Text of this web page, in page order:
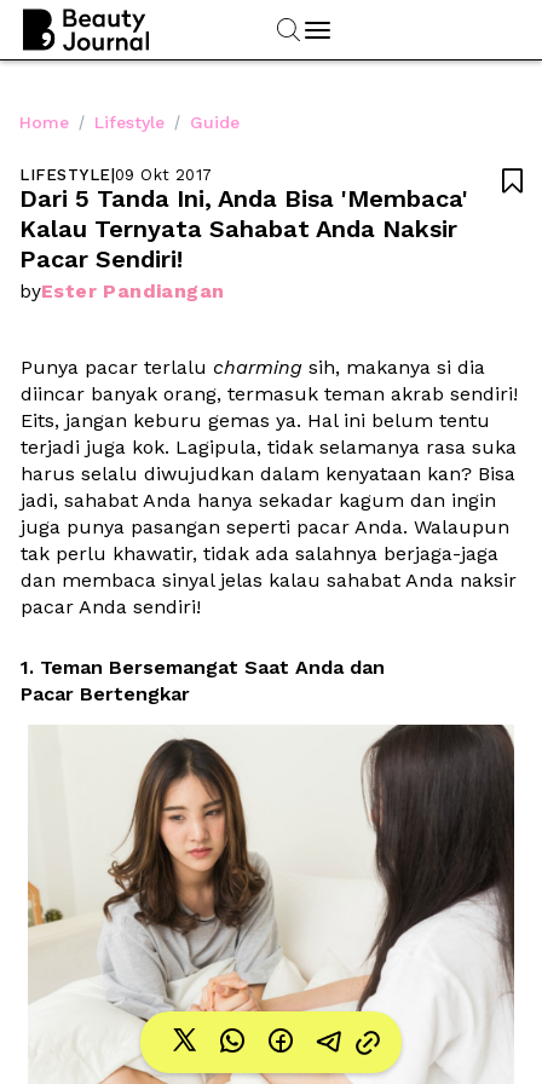
Home / Lifestyle / Guide
LIFESTYLE|09 Okt 2017
Dari 5 Tanda Ini, Anda Bisa 'Membaca'
Kalau Ternyata Sahabat Anda Naksir
Pacar Sendiri!
byEster Pandiangan

Punya pacar terlalu charming sih, makanya si dia
diincar banyak orang, termasuk teman akrab sendiri!
Eits, jangan keburu gemas ya. Hal ini belum tentu
terjadi juga kok. Lagipula, tidak selamanya rasa suka
harus selalu diwujudkan dalam kenyataan kan? Bisa
jadi, sahabat Anda hanya sekadar kagum dan ingin
juga punya pasangan seperti pacar Anda. Walaupun
tak perlu khawatir, tidak ada salahnya berjaga-jaga
dan membaca sinyal jelas kalau sahabat Anda naksir
pacar Anda sendiri!
1. Teman Bersemangat Saat Anda dan
Pacar Bertengkar